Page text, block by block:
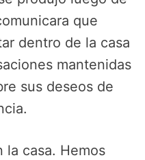
que
dentro de la casa
mantenidas
sus deseos de
la casa. Hemos